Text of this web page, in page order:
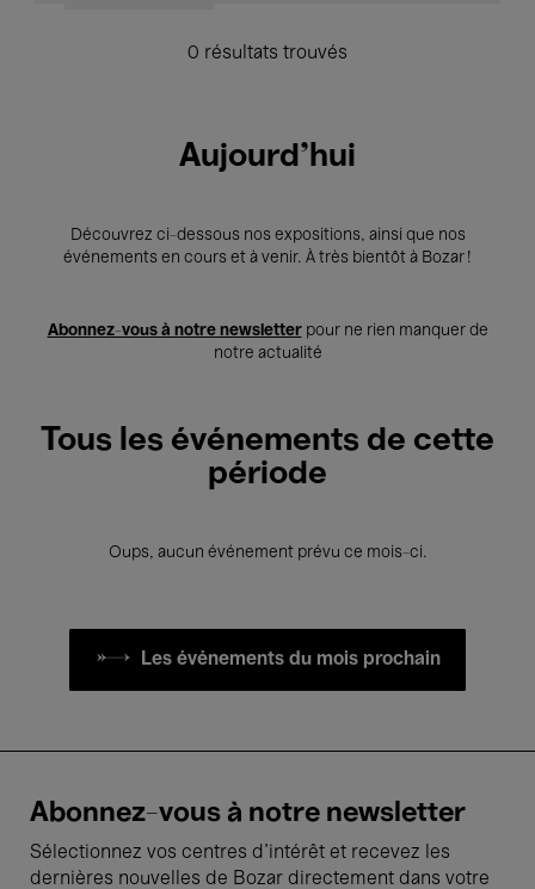
0 résultats trouvés
Aujourd'hui
Découvrez ci-dessous nos expositions, ainsi que nos
événements en cours et à venir. À très bientôt à Bozar !
Abonnez-vous à notre newsletterpour ne rien manquer de
notre actualité
Tous les événements de cette
période
Oups, aucun événement prévu ce mois-ci.
Les événements du mois prochain
Abonnez-vous à notre newsletter
Sélectionnez vos centres d'intérêt et recevez les
dernières nouvelles de Bozar directement dans votre